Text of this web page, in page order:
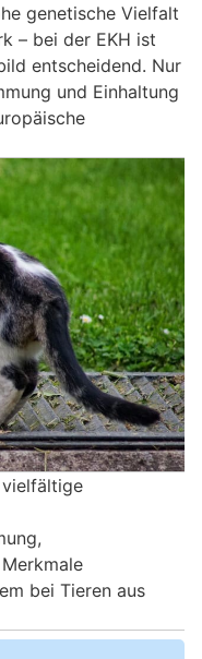
genetische Vielfalt
– bei der EKH ist
entscheidend. Nur
und Einhaltung
vielfältige
bei Tieren aus